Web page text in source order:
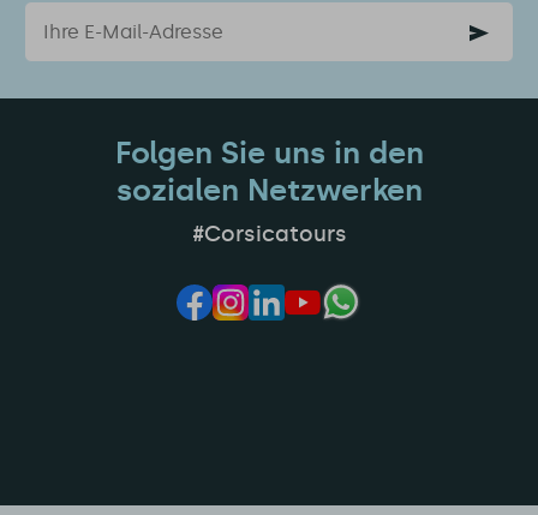
Email
Folgen Sie uns in den
sozialen Netzwerken
#Corsicatours